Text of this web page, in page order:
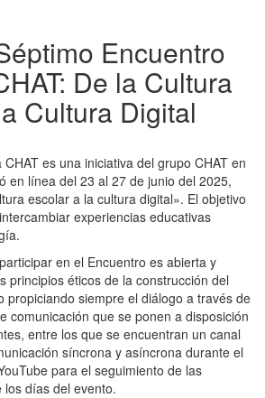
Encuentro
De la Cultura
Cultura Digital
es una iniciativa del grupo CHAT en
en línea del 23 al 27 de junio del 2025,
escolar a la cultura digital». El objetivo
experiencias educativas
en el Encuentro es abierta y
principios éticos de la construcción del
propiciando siempre el diálogo a través de
comunicación que se ponen a disposición
entre los que se encuentran un canal
síncrona y asíncrona durante el
para el seguimiento de las
días del evento.